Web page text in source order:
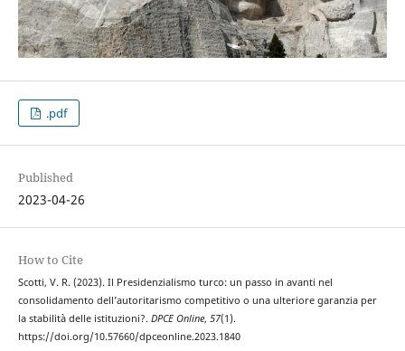
.pdf
Published
2023-04-26
How to Cite
Scotti, V. R. (2023). Il Presidenzialismo turco: un passo in avanti nel
consolidamento dell’autoritarismo competitivo o una ulteriore garanzia per
la stabilità delle istituzioni?. DPCE Online, 57(1).
https://doi.org/10.57660/dpceonline.2023.1840